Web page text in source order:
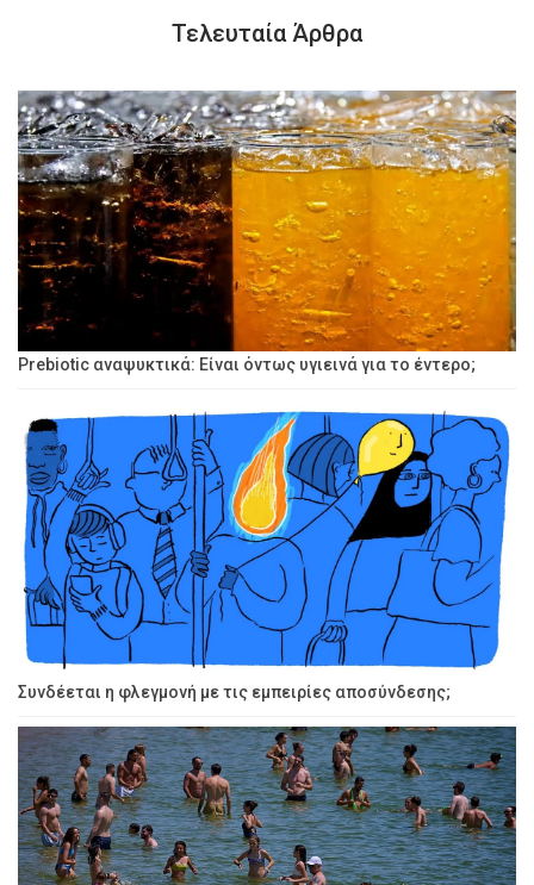
Τελευταία Άρθρα
Prebiotic αναψυκτικά: Είναι όντως υγιεινά για το έντερο;
Συνδέεται η φλεγμονή με τις εμπειρίες αποσύνδεσης;